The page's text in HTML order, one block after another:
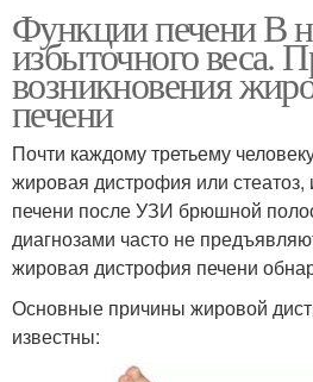
Функции печени В
избыточного веса.
возникновения
печени
Почти каждому третьему
жировая дистрофия или стеатоз,
печени после УЗИ брюшной
диагнозами часто не
жировая дистрофия печени
Основные причины жировой
известны: